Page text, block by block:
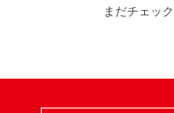
まだチェッ